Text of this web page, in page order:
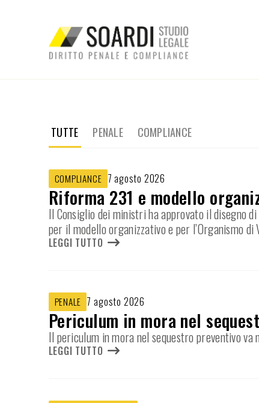
TUTTE PENALE COMPLIANCE
COMPLIANCE 7 agosto 2026
Riforma 231 e modello
Il Consiglio dei ministri ha approvato il disegno
per il modello organizzativo e per l’Organismo di
LEGGI TUTTO
PENALE 7 agosto 2026
Periculum in mora nel
Il periculum in mora nel sequestro preventivo
LEGGI TUTTO